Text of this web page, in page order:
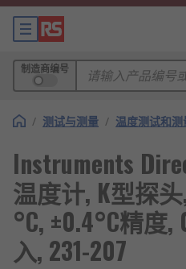
制造商编号
/ 测试与测量 / 温度测试和测
Instruments
温度计, K型探
°C, ±0.4°C精度,
入, 231-207